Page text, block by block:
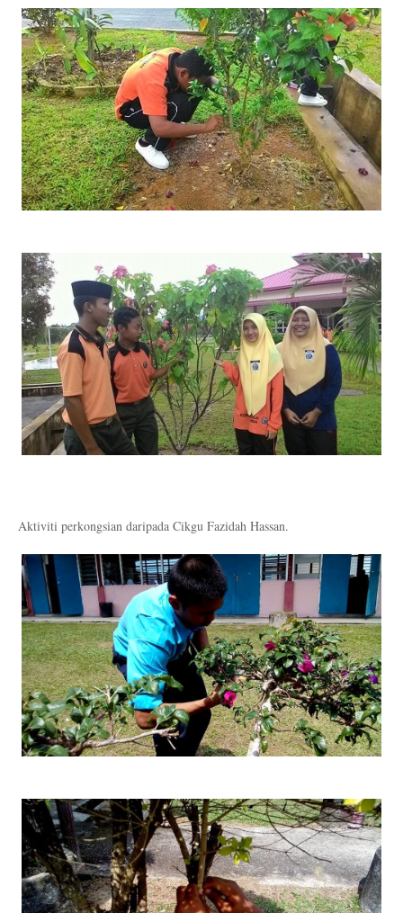
Aktiviti perkongsian daripada Cikgu Fazidah Hassan.